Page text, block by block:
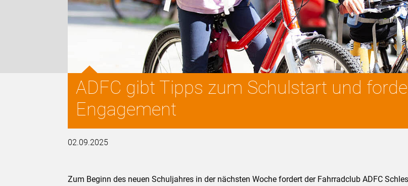
ADFC gibt Tipps zum Schulstart und
Engagement
02.09.2025
Zum Beginn des neuen Schuljahres in der nächsten Woche fordert der Fahrradclub ADFC